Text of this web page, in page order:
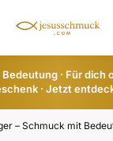
· Für dich
· Jetzt
– Schmuck mit